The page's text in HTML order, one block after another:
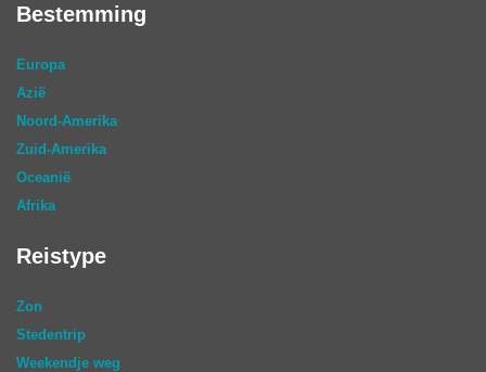
Bestemming
Europa
Azië
Noord-Amerika
Zuid-Amerika
Oceanië
Afrika
Reistype
Zon
Stedentrip
Weekendje weg